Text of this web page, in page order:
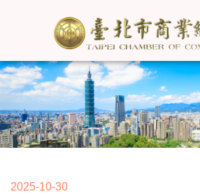
2025-10-30